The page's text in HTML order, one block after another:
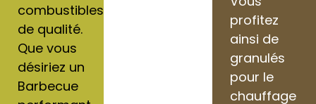
combustibles
de qualité.
Que vous
désiriez un
Barbecue
profitez
ainsi de
granulés
pour le
chauffage